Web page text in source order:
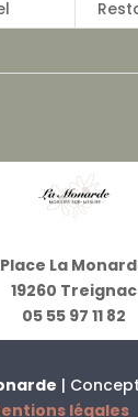
Place La
19260 Treignac
05 55 97 11 82
|
légales